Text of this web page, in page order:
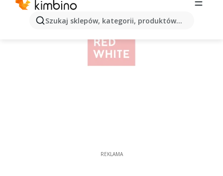
Szukaj sklepów, kategorii, produktów...
REKLAMA